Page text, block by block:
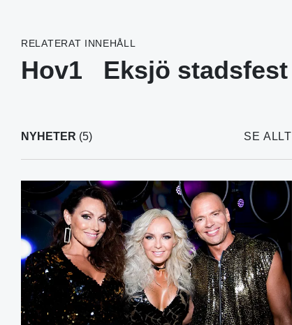
RELATERAT INNEHÅLL
Hov1 Eksjö stadsfest
NYHETER (5) SE ALLT